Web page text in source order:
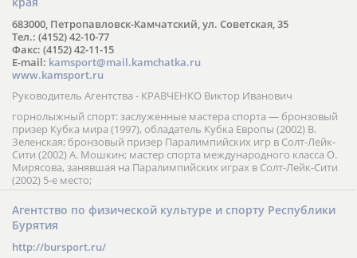
683000, Петропавловск-Камчатский, ул. Советская, 35
Тел.: (4152) 42-10-77
Факс: (4152) 42-11-15
E-mail: kamsport@mail.kamchatka.ru
www.kamsport.ru
Руководитель Агентства - КРАВЧЕНКО Виктор Иванович
горнолыжный спорт: заслуженные мастера спорта — бронзовый
призер Кубка мира (1997), обладатель Кубка Европы (2002) В.
Зеленская; бронзовый призер Паралимпийских игр в Солт-Лейк-
Сити (2002) А. Мошкин; мастер спорта международного класса О.
Мирясова, занявшая на Паралимпийских играх в Солт-Лейк-Сити
(2002) 5-е место;
Агентство по физической культуре и спорту Республики
Бурятия
http://bursport.ru/